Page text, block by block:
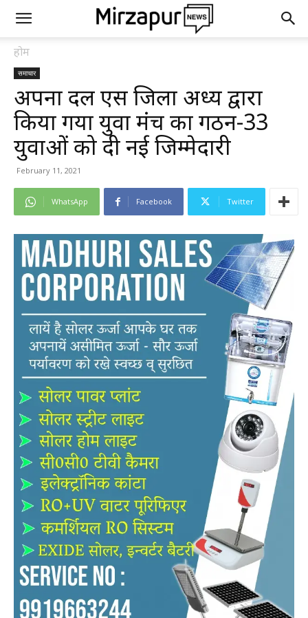
होम
समाचार
अपना दल एस जिला अध्यक्ष द्वारा
किया गया युवा मंच का गठन-33
युवाओं को दी नई जिम्मेदारी
February 11, 2021
WhatsApp Facebook Twitter